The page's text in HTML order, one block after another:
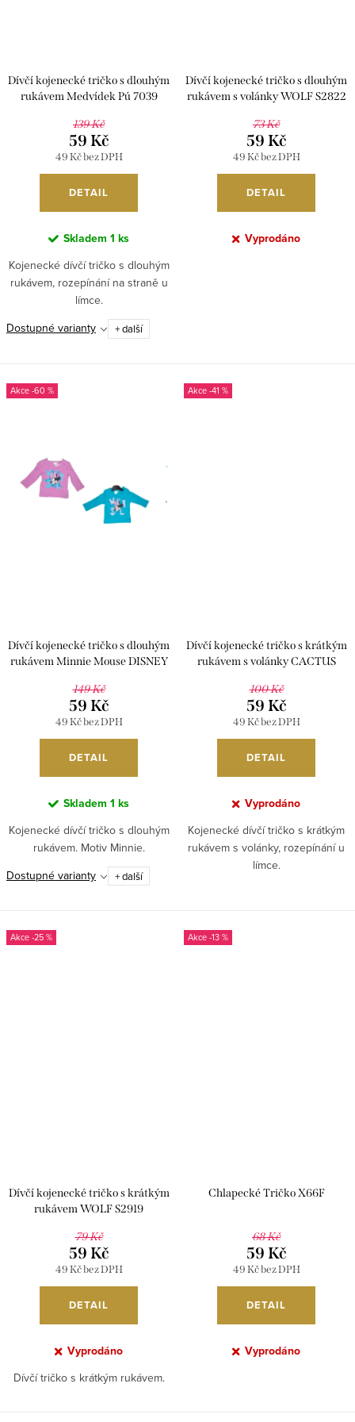
Dívčí kojenecké tričko s dlouhým
rukávem Medvídek Pú 7039
139 Kč
49 Kč bez DPH
59 Kč
DETAIL
Skladem 1 ks
Kojenecké dívčí tričko s dlouhým
rukávem, rozepínání na straně u
límce.
Dostupné varianty
+ další
Dívčí kojenecké tričko s dlouhým
rukávem s volánky WOLF S2822
73 Kč
49 Kč bez DPH
59 Kč
DETAIL
Vyprodáno
-60 %
Dívčí kojenecké tričko s dlouhým
rukávem Minnie Mouse DISNEY
149 Kč
49 Kč bez DPH
59 Kč
DETAIL
Skladem 1 ks
Kojenecké dívčí tričko s dlouhým
rukávem. Motiv Minnie.
Dostupné varianty
+ další
-41 %
Dívčí kojenecké tričko s krátkým
rukávem s volánky CACTUS
100 Kč
49 Kč bez DPH
59 Kč
DETAIL
Vyprodáno
Kojenecké dívčí tričko s krátkým
rukávem s volánky, rozepínání u
límce.
-25 %
Dívčí kojenecké tričko s krátkým
rukávem WOLF S2919
79 Kč
49 Kč bez DPH
59 Kč
DETAIL
Vyprodáno
Dívčí tričko s krátkým rukávem.
-13 %
Chlapecké Tričko X66F
68 Kč
49 Kč bez DPH
59 Kč
DETAIL
Vyprodáno